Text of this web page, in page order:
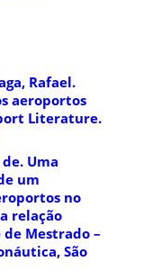
Rafael.
aeroportos
Literature.
Uma
um
no
relação
Mestrado –
São